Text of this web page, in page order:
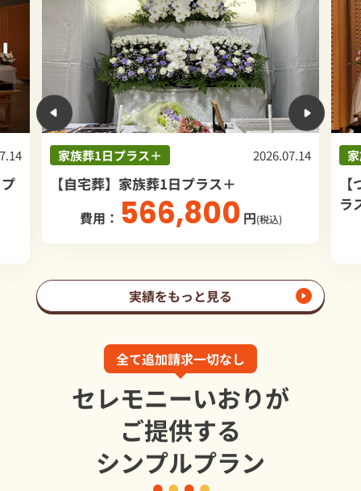
家族葬1日プラス＋ 2026.05.03
【つくばメモリアルホール】家族葬1日プ
683,259
ラ
実績をもっと見る
全て追加請求一切なし
セレモニーいおりが
ご提供する
シンプルプラン